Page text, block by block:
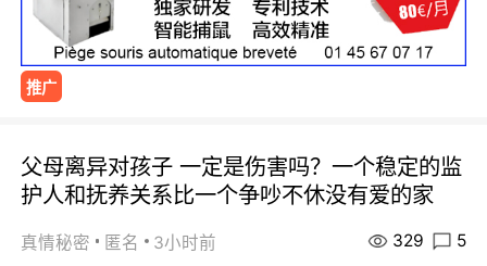
推广
父母离异对孩子 一定是伤害吗？一个稳定的监
护人和抚养关系比一个争吵不休没有爱的家
真情秘密 匿名 3小时前 329 5